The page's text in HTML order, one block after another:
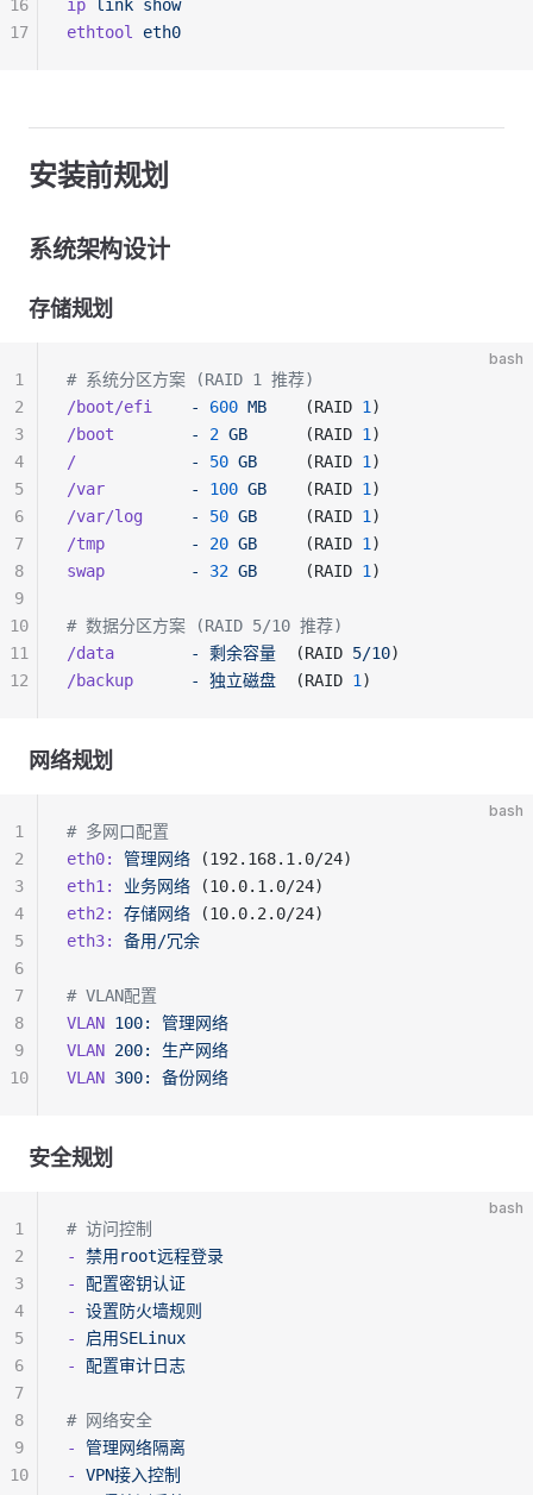
ip link show
ethtool
eth0
16
17
安装前规划
系统架构设计
存储规划
bash
# 系统分区方案 (RAID 1 推荐)
/boot/efi
    -
600 MB
    (RAID
1 )
/boot
        -
2 GB
      (RAID
1 )
/
            -
50 GB
     (RAID
1 )
/var
         -
100 GB
    (RAID
1 )
/var/log
     -
50 GB
     (RAID
1 )
/tmp
         -
20 GB
     (RAID
1 )
swap
         -
32 GB
     (RAID
1 )
# 数据分区方案 (RAID 5/10 推荐)
/data
        -
剩余容量
  (RAID
5/10)
/backup
      -
独立磁盘
  (RAID
1 )
1
2
3
4
5
6
7
8
9
10
11
12
网络规划
bash
# 多网口配置
eth0:
管理网络 (192.168.1.0/24)
eth1:
业务网络 (10.0.1.0/24)
eth2:
存储网络 (10.0.2.0/24)
eth3:
备用/冗余
# VLAN配置
VLAN 100:
管理网络
VLAN 200:
生产网络
VLAN 300: 备份网络
1
2
3
4
5
6
7
8
9
10
安全规划
bash
# 访问控制
-
禁用root远程登录
-
配置密钥认证
-
设置防火墙规则
-
启用SELinux
-
配置审计日志
# 网络安全
-
管理网络隔离
-
VPN接入控制
1
2
3
4
5
6
7
8
9
10